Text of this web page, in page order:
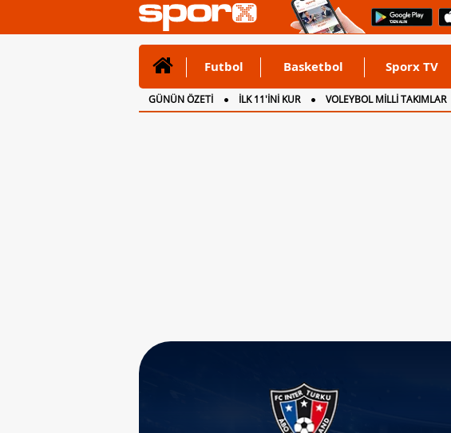
Futbol Basketbol Sporx TV
GÜNÜN ÖZETİ İLK 11'İNİ KUR VOLEYBOL MİLLİ TAKIMLAR
CANLI ANLATIM
İNGİLTERE